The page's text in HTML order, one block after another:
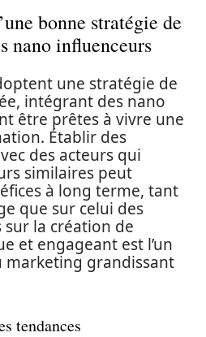
bonne stratégie de
nano influenceurs
une stratégie de
intégrant des nano
être prêtes à vivre une
Établir des
des acteurs qui
similaires peut
à long terme, tant
que sur celui des
sur la création de
et engageant est l’un
marketing grandissant
tendances